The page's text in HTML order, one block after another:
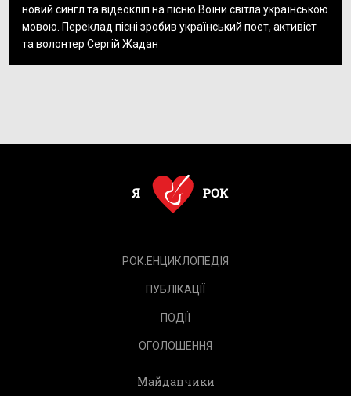
новий сингл та відеокліп на пісню Воїни світла українською
мовою. Переклад пісні зробив український поет, активіст
та волонтер Сергій Жадан
РОК.ЕНЦИКЛОПЕДІЯ
ПУБЛІКАЦІЇ
ПОДІЇ
ОГОЛОШЕННЯ
Майданчики